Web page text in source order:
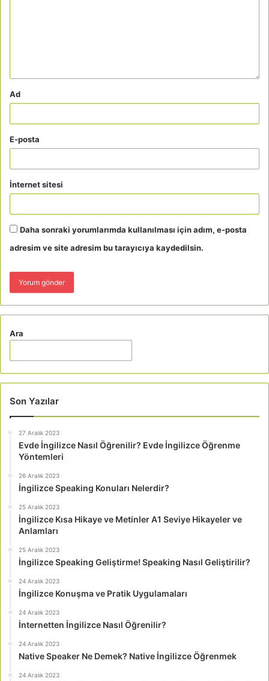
Ad
E-posta
İnternet sitesi
Daha sonraki yorumlarımda kullanılması için adım, e-posta
adresim ve site adresim bu tarayıcıya kaydedilsin.
Ara
Son Yazılar
27 Aralık 2023
Evde İngilizce Nasıl Öğrenilir? Evde İngilizce Öğrenme
Yöntemleri
26 Aralık 2023
İngilizce Speaking Konuları Nelerdir?
25 Aralık 2023
İngilizce Kısa Hikaye ve Metinler A1 Seviye Hikayeler ve
Anlamları
25 Aralık 2023
İngilizce Speaking Geliştirme! Speaking Nasıl Geliştirilir?
24 Aralık 2023
İngilizce Konuşma ve Pratik Uygulamaları
24 Aralık 2023
İnternetten İngilizce Nasıl Öğrenilir?
24 Aralık 2023
Native Speaker Ne Demek? Native İngilizce Öğrenmek
24 Aralık 2023